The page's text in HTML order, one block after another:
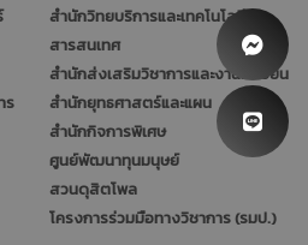
ร
สำนักวิทยบริการและเทคโนโลยี
สารสนเทศ
สำนักส่งเสริมวิชาการและงานทะเบียน
สำนักยุทธศาสตร์และแผน
สำนักกิจการพิเศษ
ศูนย์พัฒนาทุนมนุษย์
สวนดุสิตโพล
โครงการร่วมมือทางวิชาการ (รมป.)